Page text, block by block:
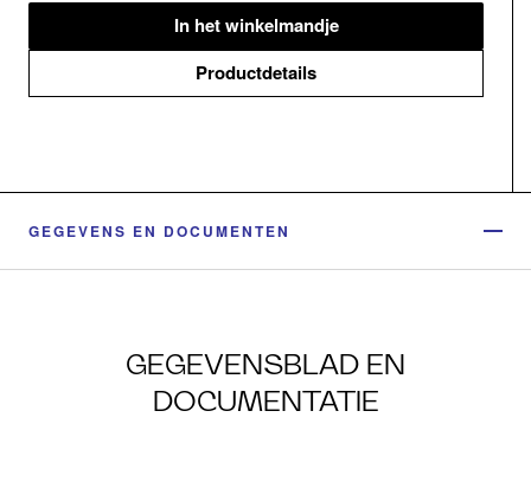
In het winkelmandje
Productdetails
GEGEVENS EN DOCUMENTEN
GEGEVENSBLAD EN
DOCUMENTATIE